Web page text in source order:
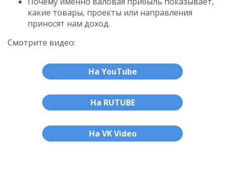
какие товары, проекты или направления
приносят нам доход.
Смотрите видео:
На YouTube
На RUTUBE
На VK Video